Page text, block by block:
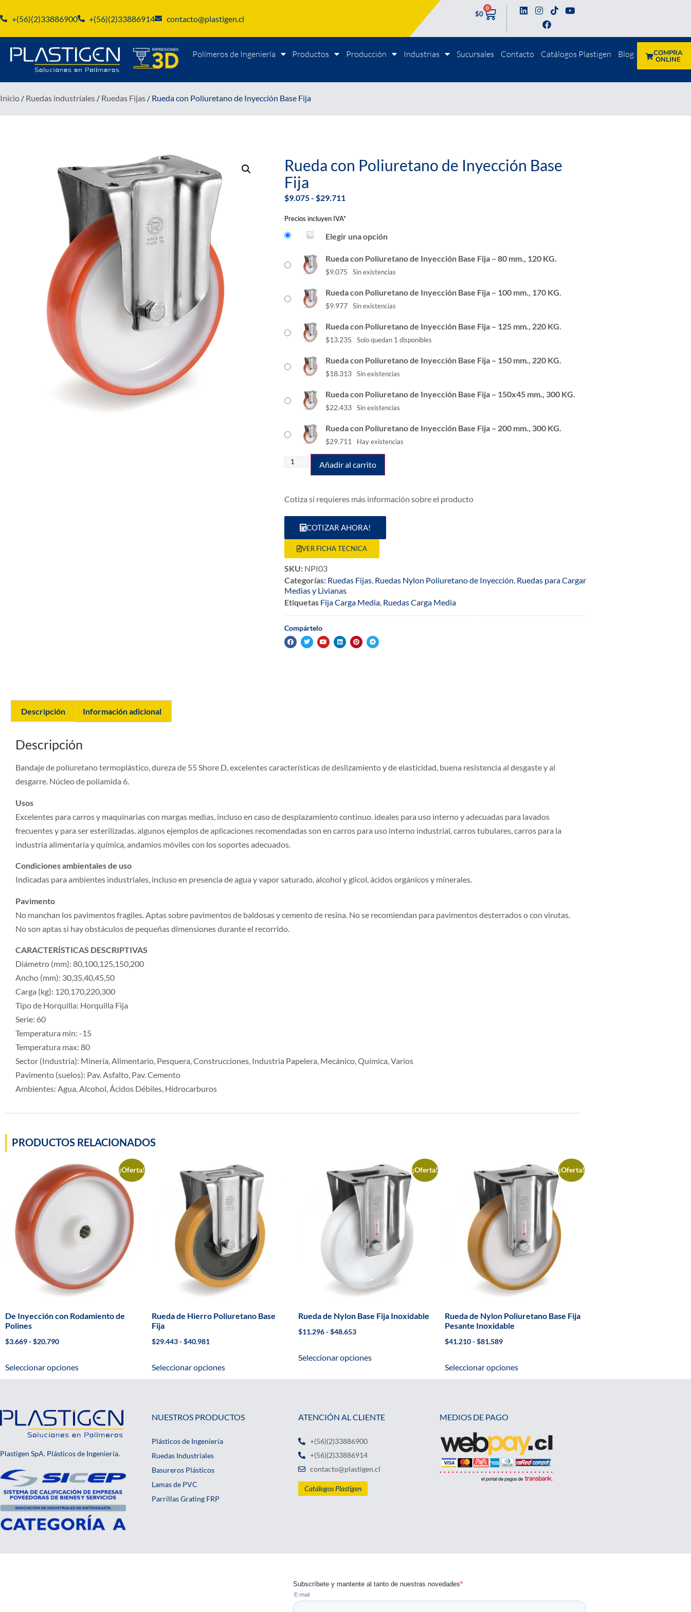
+(56)(2)33886900 +(56)(2)33886914 contacto@plastigen.cl $0
0
Polímeros de Ingeniería Productos Producción Industrias Sucursales Contacto Catálogos Plastigen Blog COMPRA
ONLINE
Inicio / Ruedas industriales / Ruedas Fijas / Rueda con Poliuretano de Inyección Base Fija
Rueda con Poliuretano de Inyección Base
Fija
$9.075- $29.711
Precios incluyen IVA*
Elegir una opción
Rueda con Poliuretano de Inyección Base Fija – 80 mm., 120 KG.
$9.075 Sin existencias
Rueda con Poliuretano de Inyección Base Fija – 100 mm., 170 KG.
$9.977 Sin existencias
Rueda con Poliuretano de Inyección Base Fija – 125 mm., 220 KG.
$13.235 Solo quedan 1 disponibles
Rueda con Poliuretano de Inyección Base Fija – 150 mm., 220 KG.
$18.313 Sin existencias
Rueda con Poliuretano de Inyección Base Fija – 150x45 mm., 300 KG.
$22.433 Sin existencias
Rueda con Poliuretano de Inyección Base Fija – 200 mm., 300 KG.
$29.711 Hay existencias
Añadir al carrito
Cotiza si requieres más información sobre el producto
COTIZAR AHORA!
VER FICHA TECNICA
SKU: NPI03
Categorías: Ruedas Fijas Ruedas Nylon Poliuretano de Inyección Ruedas para Cargar
Medias y Livianas
Etiquetas Fija Carga Media Ruedas Carga Media
Compártelo
Descripción Información adicional
Descripción
Bandaje de poliuretano termoplástico, dureza de 55 Shore D, excelentes características de deslizamiento y de elasticidad, buena resistencia al desgaste y al
desgarre. Núcleo de poliamida 6.
Usos
Excelentes para carros y maquinarias con margas medias, incluso en caso de desplazamiento continuo. ideales para uso interno y adecuadas para lavados
frecuentes y para ser esterilizadas. algunos ejemplos de aplicaciones recomendadas son en carros para uso interno industrial, carros tubulares, carros para la
industria alimentaria y química, andamios móviles con los soportes adecuados.
Condiciones ambientales de uso
Indicadas para ambientes industriales, incluso en presencia de agua y vapor saturado, alcohol y glicol, ácidos orgánicos y minerales.
Pavimento
No manchan los pavimentos fragiles. Aptas sobre pavimentos de baldosas y cemento de resina. No se recomiendan para pavimentos desterrados o con virutas.
No son aptas si hay obstáculos de pequeñas dimensiones durante el recorrido.
CARACTERÍSTICAS DESCRIPTIVAS
Diámetro (mm): 80,100,125,150,200
Ancho (mm): 30,35,40,45,50
Carga (kg): 120,170,220,300
Tipo de Horquilla: Horquilla Fija
Serie: 60
Temperatura min: -15
Temperatura max: 80
Sector (Industria): Minería, Alimentario, Pesquera, Construcciones, Industria Papelera, Mecánico, Química, Varios
Pavimento (suelos): Pav. Asfalto, Pav. Cemento
Ambientes: Agua, Alcohol, Ácidos Débiles, Hidrocarburos
PRODUCTOS RELACIONADOS
¡Oferta!
De Inyección con Rodamiento de
Polines
$3.669-$20.790
Seleccionar opciones
Rueda de Hierro Poliuretano Base
Fija
$29.443-$40.981
Seleccionar opciones
¡Oferta!
Rueda de Nylon Base Fija Inoxidable
$11.296-$48.653
Seleccionar opciones
¡Oferta!
Rueda de Nylon Poliuretano Base Fija
Pesante Inoxidable
$41.210-$81.589
Seleccionar opciones
Plastigen SpA. Plásticos de Ingeniería.
NUESTROS PRODUCTOS
Plásticos de Ingeniería
Ruedas Industriales
Basureros Plásticos
Lamas de PVC
Parrillas Grating FRP
ATENCIÓN AL CLIENTE
+(56)(2)33886900
+(56)(2)33886914
contacto@plastigen.cl
Catálogos Plastigen
MEDIOS DE PAGO